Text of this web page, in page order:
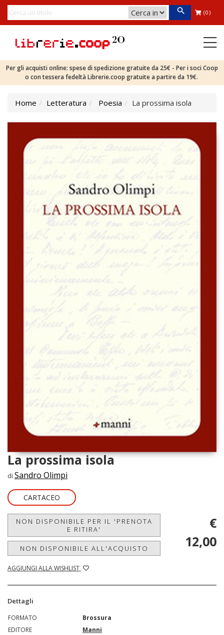
(0)
Per gli acquisti online: spese di spedizione gratuite da 25€ - Per i soci Coop
o con tessera fedeltà Librerie.coop gratuite a partire da 19€.
Home Letteratura Poesia La prossima isola
La prossima isola
di Sandro Olimpi
CARTACEO
NON DISPONIBILE PER IL 'PRENOTA
E RITIRA'
NON DISPONIBILE ALL'ACQUISTO
AGGIUNGI ALLA WISHLIST
€
12,00
Dettagli
FORMATO
Brossura
EDITORE
Manni